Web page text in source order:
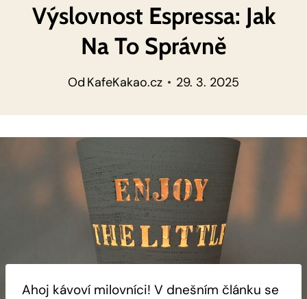
Výslovnost Espressa: Jak
Na To Správně
Od KafeKakao.cz 29. 3. 2025
Ahoj kávoví milovníci! V dnešním článku se